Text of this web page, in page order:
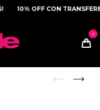
10% OFF CON